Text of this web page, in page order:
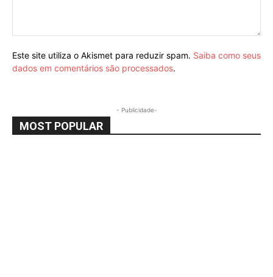
Este site utiliza o Akismet para reduzir spam. Saiba como seus
dados em comentários são processados.
- Publicidade-
MOST POPULAR